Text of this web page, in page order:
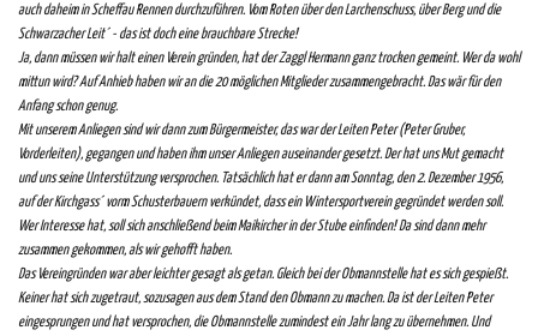
auch daheim in Scheffau Rennen durchzuführen. Vom Roten über den Larchenschuss, über Berg und die
Schwarzacher Leit´ - das ist doch eine brauchbare Strecke!
Ja, dann müssen wir halt einen Verein gründen, hat der Zaggl Hermann ganz trocken gemeint. Wer da wohl
mittun wird? Auf Anhieb haben wir an die 20 möglichen Mitglieder zusammengebracht. Das wär für den
Anfang schon genug.
Mit unserem Anliegen sind wir dann zum Bürgermeister, das war der Leiten Peter (Peter Gruber,
Vorderleiten), gegangen und haben ihm unser Anliegen auseinander gesetzt. Der hat uns Mut gemacht
und uns seine Unterstützung versprochen. Tatsächlich hat er dann am Sonntag, den 2. Dezember 1956,
auf der Kirchgass´ vorm Schusterbauern verkündet, dass ein Wintersportverein gegründet werden soll.
Wer Interesse hat, soll sich anschließend beim Maikircher in der Stube einfinden!Da sind dann mehr
zusammen gekommen, als wir gehofft haben.
Das Vereingründen war aber leichter gesagt als getan. Gleich bei der Obmannstelle hat es sich gespießt.
Keiner hat sich zugetraut, sozusagen aus dem Stand den Obmann zu machen. Da ist der Leiten Peter
eingesprungen und hat versprochen, die Obmannstelle zumindest ein Jahr lang zu übernehmen. Und